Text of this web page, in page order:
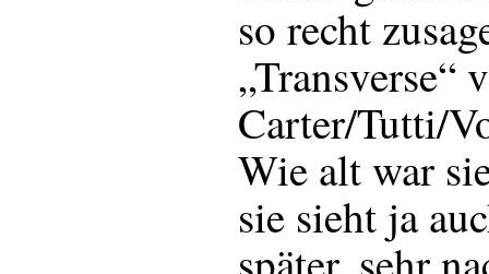
so recht
„Transverse“
Carter/Tutti/
Wie alt war
sie sieht ja